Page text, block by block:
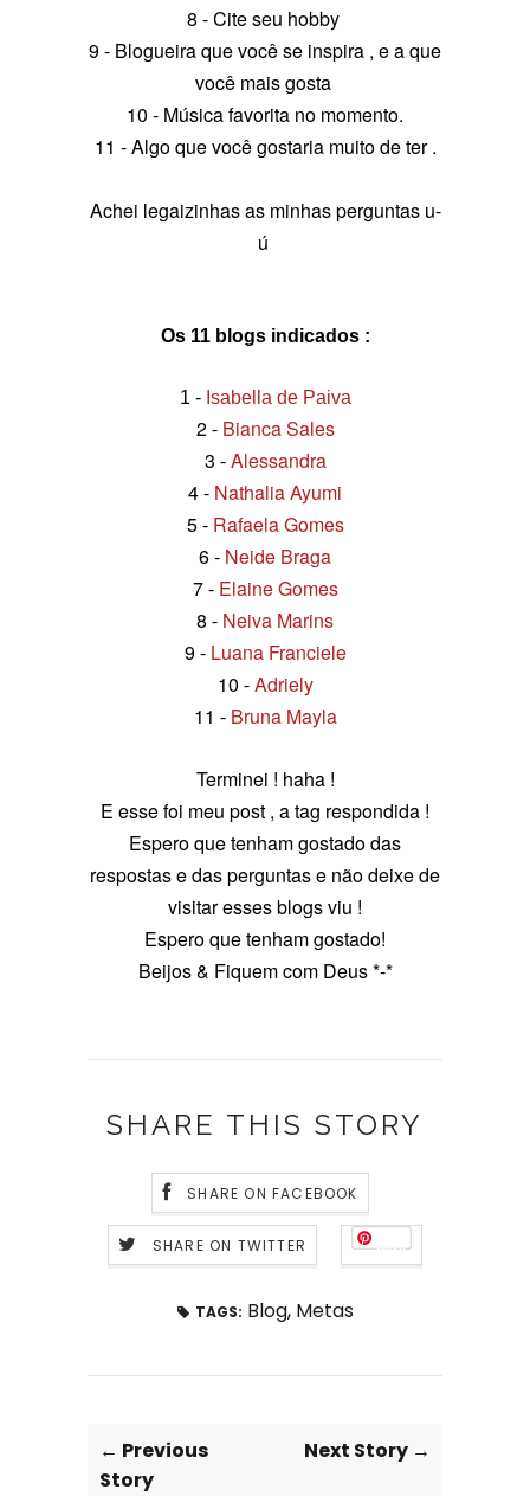
8 - Cite seu hobby
9 - Blogueira que você se inspira , e a que
você mais gosta
10 - Música favorita no momento.
11 - Algo que você gostaria muito de ter .
Achei legaizinhas as minhas perguntas u-
ú
Os 11 blogs indicados :
1 - Isabella de Paiva
2 - Bianca Sales
3 -Alessandra
4 - Nathalia Ayumi
5 - Rafaela Gomes
6 - Neide Braga
7 - Elaine Gomes
8 - Neiva Marins
9 - Luana Franciele
10 -Adriely
11 - Bruna Mayla
Terminei ! haha !
E esse foi meu post , a tag respondida !
Espero que tenham gostado das
respostas e das perguntas e não deixe de
visitar esses blogs viu !
Espero que tenham gostado!
Beijos & Fiquem com Deus *-*
SHARE THIS STORY
SHARE ON FACEBOOK
SHARE ON TWITTER Save
TAGS: Blog, Metas
← Previous
Story
Next Story →